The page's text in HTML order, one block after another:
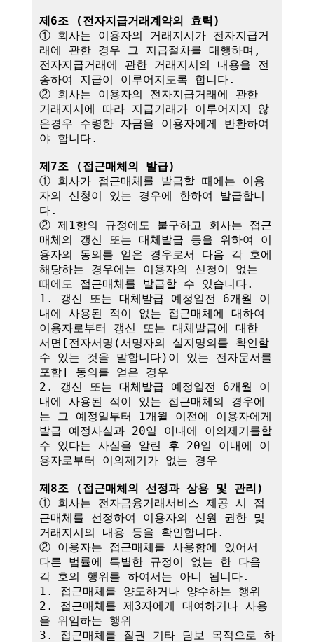
제6조 (전자지급거래계약의 효력)
① 회사는 이용자의 거래지시가 전자지급거
래에 관한 경우 그 지급절차를 대행하며,
전자지급거래에 관한 거래지시의 내용을 전
송하여 지급이 이루어지도록 합니다.
② 회사는 이용자의 전자지급거래에 관한
거래지시에 따라 지급거래가 이루어지지 않
은경우 수령한 자금을 이용자에게 반환하여
야 합니다.
제7조 (접근매체의 발급)
① 회사가 접근매체를 발급할 때에는 이용
자의 신청이 있는 경우에 한하여 발급합니
다.
② 제1항의 규정에도 불구하고 회사는 접근
매체의 갱신 또는 대체발급 등을 위하여 이
용자의 동의를 얻은 경우로서 다음 각 호에
해당하는 경우에는 이용자의 신청이 없는
때에도 접근매체를 발급할 수 있습니다.
1. 갱신 또는 대체발급 예정일전 6개월 이
내에 사용된 적이 없는 접근매체에 대하여
이용자로부터 갱신 또는 대체발급에 대한
서면[전자서명(서명자의 실지명의를 확인할
수 있는 것을 말합니다)이 있는 전자문서를
포함] 동의를 얻은 경우
2. 갱신 또는 대체발급 예정일전 6개월 이
내에 사용된 적이 있는 접근매체의 경우에
는 그 예정일부터 1개월 이전에 이용자에게
발급 예정사실과 20일 이내에 이의제기를할
수 있다는 사실을 알린 후 20일 이내에 이
용자로부터 이의제기가 없는 경우
제8조 (접근매체의 선정과 상용 및 관리)
① 회사는 전자금융거래서비스 제공 시 접
근매체를 선정하여 이용자의 신원 권한 및
거래지시의 내용 등을 확인합니다.
② 이용자는 접근매체를 사용함에 있어서
다른 법률에 특별한 규정이 없는 한 다음
각 호의 행위를 하여서는 아니 됩니다.
1. 접근매체를 양도하거나 양수하는 행위
2. 접근매체를 제3자에게 대여하거나 사용
을 위임하는 행위
3. 접근매체를 질권 기타 담보 목적으로 하